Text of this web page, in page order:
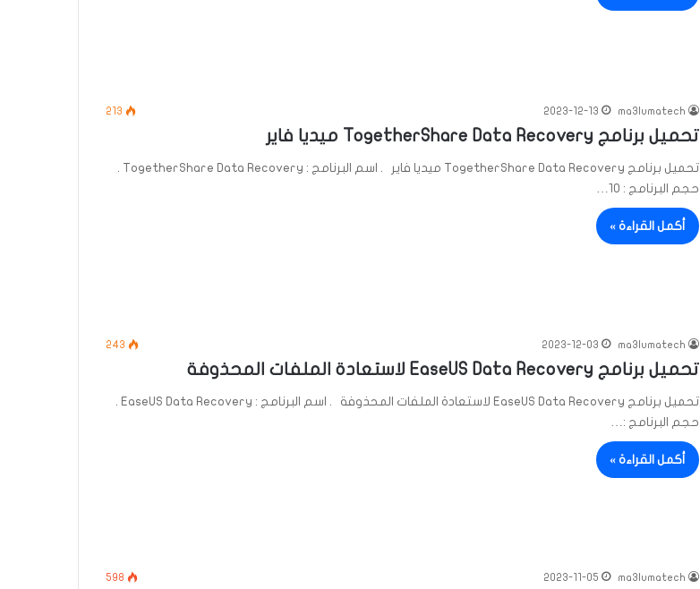
ma3lumatech
2023-12-13
213
تحميل برنامج TogetherShare Data Recovery ميديا فاير
حجم البرنامج : 10…
أكمل القراءة »
ma3lumatech
2023-12-03
243
تحميل برنامج EaseUS Data Recovery لاستعادة الملفات المحذوفة
حجم البرنامج :…
أكمل القراءة »
ma3lumatech
2023-11-05
598